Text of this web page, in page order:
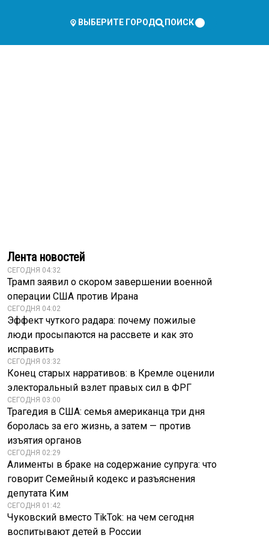
ВЫБЕРИТЕ ГОРОД ПОИСК
Лента новостей
СЕГОДНЯ 04:32
Трамп заявил о скором завершении военной
операции США против Ирана
СЕГОДНЯ 04:02
Эффект чуткого радара: почему пожилые
люди просыпаются на рассвете и как это
исправить
СЕГОДНЯ 03:32
Конец старых нарративов: в Кремле оценили
электоральный взлет правых сил в ФРГ
СЕГОДНЯ 03:00
Трагедия в США: семья американца три дня
боролась за его жизнь, а затем — против
изъятия органов
СЕГОДНЯ 02:29
Алименты в браке на содержание супруга: что
говорит Семейный кодекс и разъяснения
депутата Ким
СЕГОДНЯ 01:42
Чуковский вместо TikTok: на чем сегодня
воспитывают детей в России